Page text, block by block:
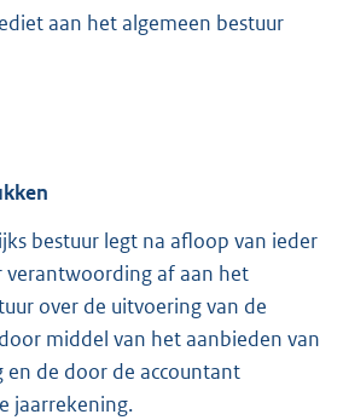
aan het algemeen bestuur
bestuur legt na afloop van ieder
verantwoording af aan het
over de uitvoering van de
middel van het aanbieden van
en de door de accountant
jaarrekening.